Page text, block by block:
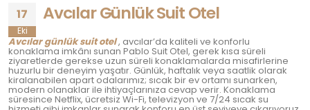
17
Eki
Avcılar Günlük Suit Otel
Avcılar günlük suit otel, avcılar’da kaliteli ve konforlu
konaklama imkânı sunan Pablo Suit Otel, gerek kısa süreli
ziyaretlerde gerekse uzun süreli konaklamalarda misafirlerine
huzurlu bir deneyim yaşatır. Günlük, haftalık veya saatlik olarak
kiralanabilen apart odalarımız; sıcak bir ev ortamı sunarken,
modern olanaklar ile ihtiyaçlarınıza cevap verir. Konaklama
süresince Netflix, ücretsiz Wi-Fi, televizyon ve 7/24 sıcak su